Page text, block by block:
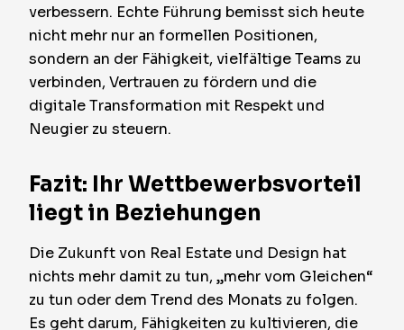
verbessern. Echte Führung bemisst sich heute
nicht mehr nur an formellen Positionen,
sondern an der Fähigkeit, vielfältige Teams zu
verbinden, Vertrauen zu fördern und die
digitale Transformation mit Respekt und
Neugier zu steuern.
Fazit: Ihr Wettbewerbsvorteil
liegt in Beziehungen
Die Zukunft von Real Estate und Design hat
nichts mehr damit zu tun, „mehr vom Gleichen“
zu tun oder dem Trend des Monats zu folgen.
Es geht darum, Fähigkeiten zu kultivieren, die